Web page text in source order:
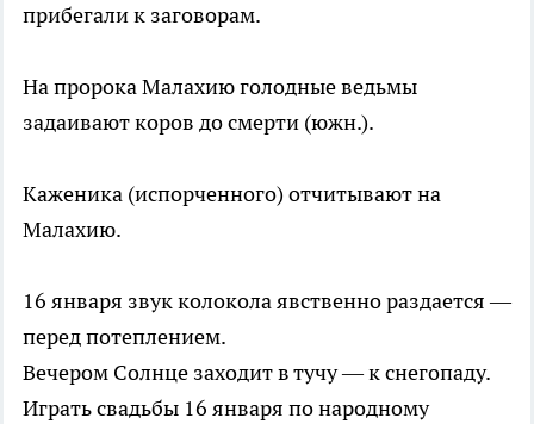
прибегали к заговорам.
На пророка Малахию голодные ведьмы
задаивают коров до смерти (южн.).
Каженика (испорченного) отчитывают на
Малахию.
16 января звук колокола явственно раздается —
перед потеплением.
Вечером Солнце заходит в тучу — к снегопаду.
Играть свадьбы 16 января по народному